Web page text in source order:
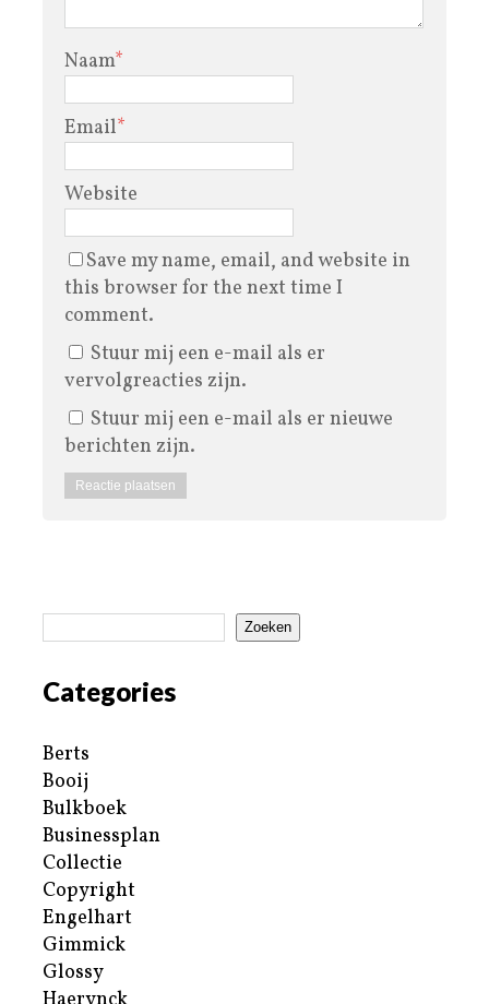
Naam*
Email*
Website
Save my name, email, and website in
this browser for the next time I
comment.
Stuur mij een e-mail als er
vervolgreacties zijn.
Stuur mij een e-mail als er nieuwe
berichten zijn.
Zoeken
Categories
Berts
Booij
Bulkboek
Businessplan
Collectie
Copyright
Engelhart
Gimmick
Glossy